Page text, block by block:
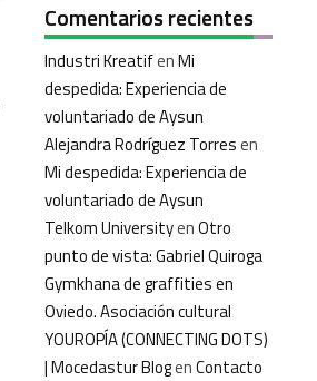
Comentarios recientes
Industri KreatifenMi
despedida: Experiencia de
voluntariado de Aysun
Alejandra Rodríguez Torresen
Mi despedida: Experiencia de
voluntariado de Aysun
Telkom UniversityenOtro
punto de vista: Gabriel Quiroga
Gymkhana de graffities en
Oviedo. Asociación cultural
YOUROPÍA (CONNECTING DOTS)
| Mocedastur BlogenContacto